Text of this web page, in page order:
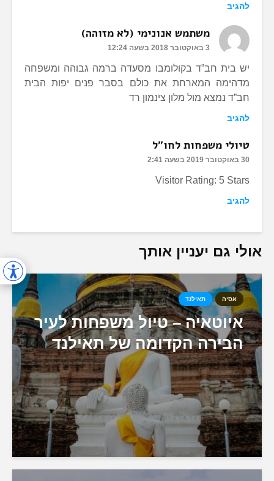
להגיב
משתמש אנונימי (לא מזוהה)
3 באוקטובר 2018 בשעה 12:24
יש בית חב”ד בקולומבו מסעדה ברמה גבוהה ומשפחה
מדהימה המארחת את כולם בסבר פנים יפות הבית
חב”ד נמצא מול מלון צינמון רד
להגיב
טיולי משפחות לחו"ל
30 באוקטובר 2019 בשעה 2:41
Visitor Rating: 5 Stars
להגיב
אולי גם יעניין אותך
אסיה תאילנד
איוטאיה – טיול משפחות לעיר
הבירה הקדומה של תאילנד